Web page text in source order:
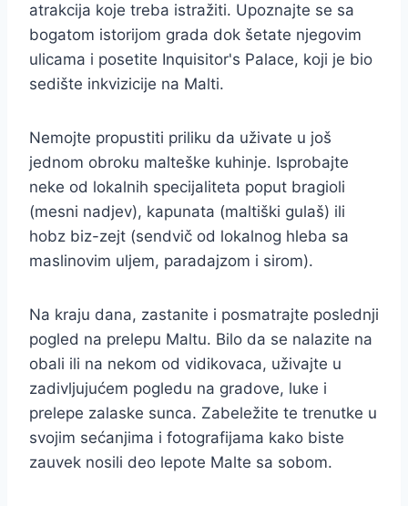
atrakcija koje treba istražiti. Upoznajte se sa
bogatom istorijom grada dok šetate njegovim
ulicama i posetite Inquisitor's Palace, koji je bio
sedište inkvizicije na Malti.
Nemojte propustiti priliku da uživate u još
jednom obroku malteške kuhinje. Isprobajte
neke od lokalnih specijaliteta poput bragioli
(mesni nadjev), kapunata (maltiški gulaš) ili
hobz biz-zejt (sendvič od lokalnog hleba sa
maslinovim uljem, paradajzom i sirom).
Na kraju dana, zastanite i posmatrajte poslednji
pogled na prelepu Maltu. Bilo da se nalazite na
obali ili na nekom od vidikovaca, uživajte u
zadivljujućem pogledu na gradove, luke i
prelepe zalaske sunca. Zabeležite te trenutke u
svojim sećanjima i fotografijama kako biste
zauvek nosili deo lepote Malte sa sobom.